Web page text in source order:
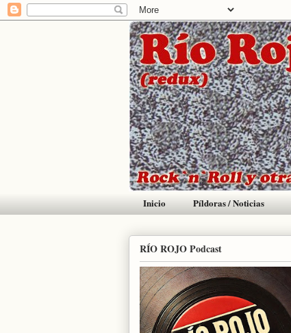
Inicio Píldoras / Noticias
RÍO ROJO Podcast